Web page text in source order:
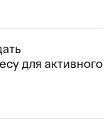
для активного